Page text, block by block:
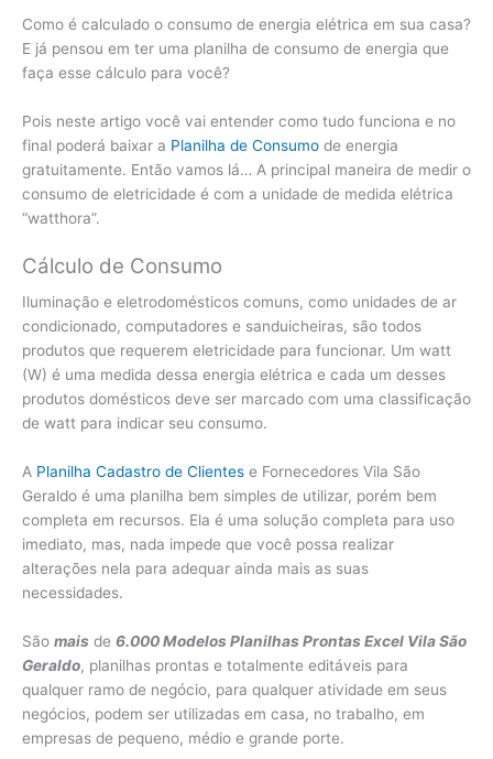
Como é calculado o consumo de energia elétrica em sua casa?
E já pensou em ter uma planilha de consumo de energia que
faça esse cálculo para você?
Pois neste artigo você vai entender como tudo funciona e no
final poderá baixar a Planilha de Consumo de energia
gratuitamente. Então vamos lá… A principal maneira de medir o
consumo de eletricidade é com a unidade de medida elétrica
“watthora”.
Cálculo de Consumo
Iluminação e eletrodomésticos comuns, como unidades de ar
condicionado, computadores e sanduicheiras, são todos
produtos que requerem eletricidade para funcionar. Um watt
(W) é uma medida dessa energia elétrica e cada um desses
produtos domésticos deve ser marcado com uma classificação
de watt para indicar seu consumo.
A Planilha Cadastro de Clientes e Fornecedores Vila São
Geraldo é uma planilha bem simples de utilizar, porém bem
completa em recursos. Ela é uma solução completa para uso
imediato, mas, nada impede que você possa realizar
alterações nela para adequar ainda mais as suas
necessidades.
São mais de 6.000 Modelos Planilhas Prontas Excel Vila São
Geraldo, planilhas prontas e totalmente editáveis para
qualquer ramo de negócio, para qualquer atividade em seus
negócios, podem ser utilizadas em casa, no trabalho, em
empresas de pequeno, médio e grande porte.